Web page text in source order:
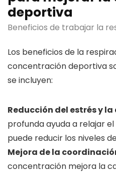
deportiva
Beneficios de trabajar la
Los beneficios de la
concentración deportiva
se incluyen:
Reducción del estrés y
profunda ayuda a relajar
puede reducir los niveles
Mejora de la
concentración mejora la